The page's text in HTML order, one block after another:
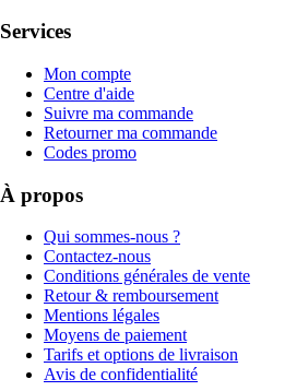
Services
Mon compte
Centre d'aide
Suivre ma commande
Retourner ma commande
Codes promo
À propos
Qui sommes-nous ?
Contactez-nous
Conditions générales de vente
Retour & remboursement
Mentions légales
Moyens de paiement
Tarifs et options de livraison
Avis de confidentialité